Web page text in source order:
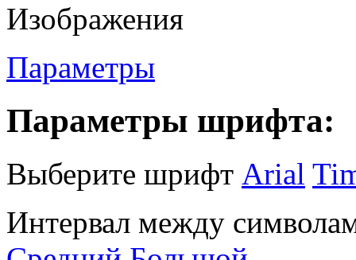
Изображения
Параметры
Параметры шрифта:
Выберите шрифт Arial
Интервал между